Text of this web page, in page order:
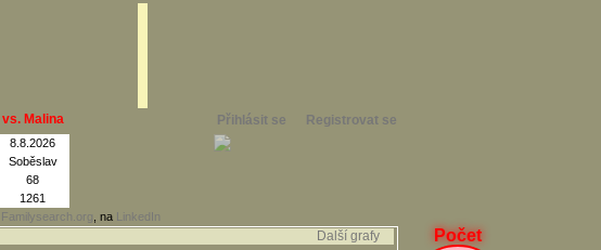
Malina
Další grafy
Přihlásit se Registrovat se
Počet
Familysearch.org , na LinkedIn
8.8.2026
Soběslav
68
1261